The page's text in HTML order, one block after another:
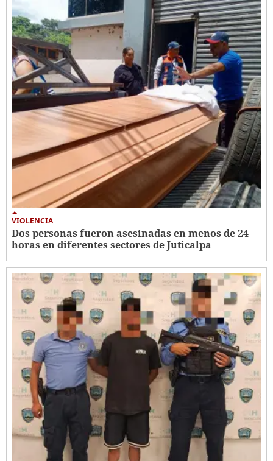
VIOLENCIA
Dos personas fueron asesinadas en menos de 24
horas en diferentes sectores de Juticalpa